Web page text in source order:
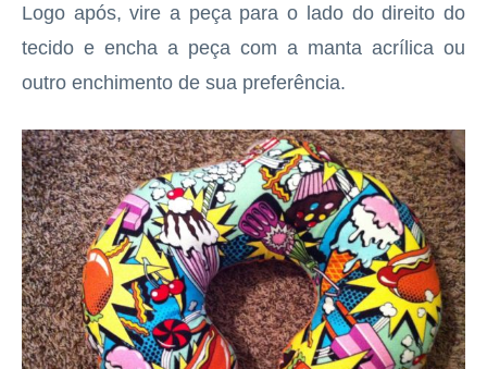
Logo após, vire a peça para o lado do direito do
tecido e encha a peça com a manta acrílica ou
outro enchimento de sua preferência.